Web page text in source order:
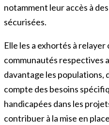
notamment leur accès à
sécurisées.
Elle les a exhortés à
communautés respectives
davantage les populations,
compte des besoins
handicapées dans les
contribuer à la mise en